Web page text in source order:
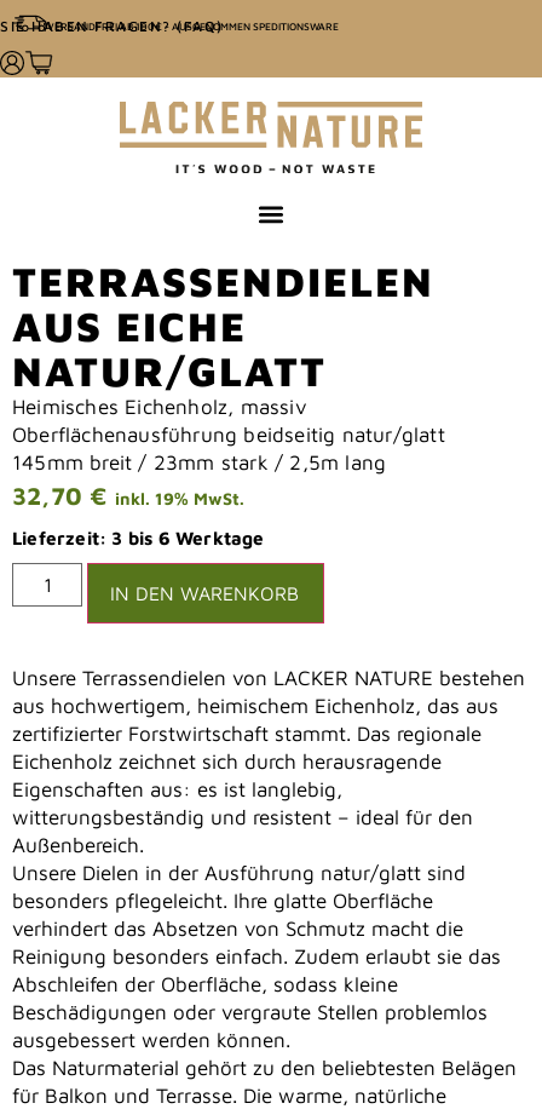
VERSANDFREI AB 100€ - AUSGENOMMEN SPEDITIONSWARE
SIE HABEN FRAGEN? (FAQ)
TERRASSENDIELEN
AUS EICHE
NATUR/GLATT
Heimisches Eichenholz, massiv
Oberflächenausführung beidseitig natur/glatt
145mm breit / 23mm stark / 2,5m lang
32,70 € inkl. 19% MwSt.
Lieferzeit: 3 bis 6 Werktage
IN DEN WARENKORB
Unsere Terrassendielen von LACKER NATURE bestehen
aus hochwertigem, heimischem Eichenholz, das aus
zertifizierter Forstwirtschaft stammt. Das regionale
Eichenholz zeichnet sich durch herausragende
Eigenschaften aus: es ist langlebig,
witterungsbeständig und resistent – ideal für den
Außenbereich.
Unsere Dielen in der Ausführung natur/glatt sind
besonders pflegeleicht. Ihre glatte Oberfläche
verhindert das Absetzen von Schmutz macht die
Reinigung besonders einfach. Zudem erlaubt sie das
Abschleifen der Oberfläche, sodass kleine
Beschädigungen oder vergraute Stellen problemlos
ausgebessert werden können.
Das Naturmaterial gehört zu den beliebtesten Belägen
für Balkon und Terrasse. Die warme, natürliche